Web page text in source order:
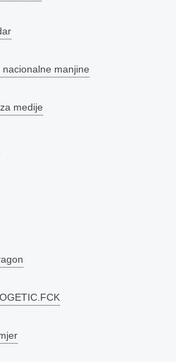
nacionalne manjine
medije